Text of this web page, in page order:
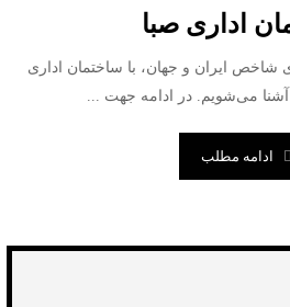
اداری صبا
شاخص ایران و جهان، با ساختمان اداری
آشنا می‌شویم. در ادامه جهت ...
ادامه مطلب